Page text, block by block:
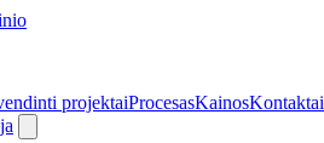
projektaiProcesasKainosKontaktai